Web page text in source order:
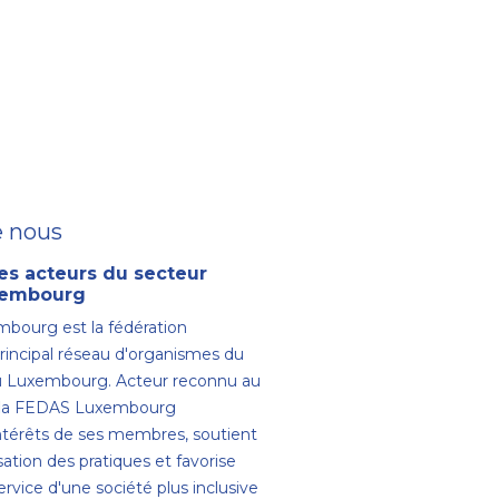
nous
acteurs du secteur
est la fédération
réseau d'organismes du
Luxembourg. Acteur reconnu au
FEDAS Luxembourg
de ses membres, soutient
des pratiques et favorise
d'une société plus inclusive